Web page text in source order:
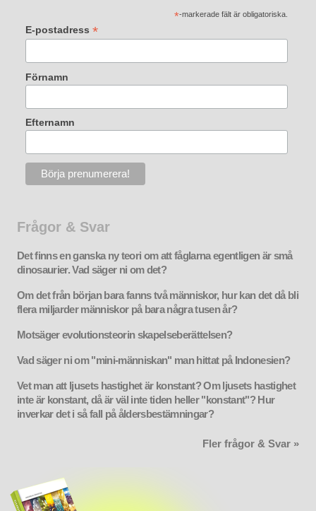
*-markerade fält är obligatoriska.
E-postadress *
Förnamn
Efternamn
Frågor & Svar
Det finns en ganska ny teori om att fåglarna egentligen är små
dinosaurier. Vad säger ni om det?
Om det från början bara fanns två människor, hur kan det då bli
flera miljarder människor på bara några tusen år?
Motsäger evolutionsteorin skapelseberättelsen?
Vad säger ni om "mini-människan" man hittat på Indonesien?
Vet man att ljusets hastighet är konstant? Om ljusets hastighet
inte är konstant, då är väl inte tiden heller "konstant"? Hur
inverkar det i så fall på åldersbestämningar?
Fler frågor & Svar »